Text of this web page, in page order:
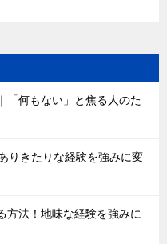
「何もない」と焦る人のた
りきたりな経験を強みに変
方法！地味な経験を強みに